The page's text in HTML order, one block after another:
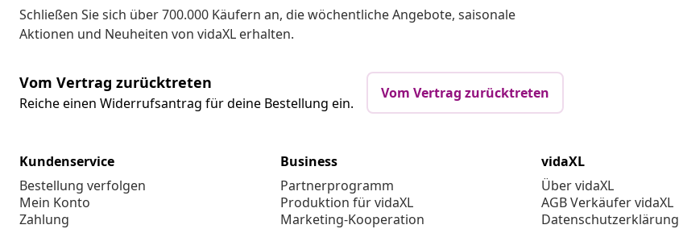
Schließen Sie sich über 700.000 Käufern an, die wöchentliche Angebote, saisonale
Aktionen und Neuheiten von vidaXL erhalten.
Vom Vertrag zurücktreten
Reiche einen Widerrufsantrag für deine Bestellung ein.
Vom Vertrag zurücktreten
Kundenservice
Bestellung verfolgen
Mein Konto
Zahlung
Business
Partnerprogramm
Produktion für vidaXL
Marketing-Kooperation
vidaXL
Über vidaXL
AGB Verkäufer vidaXL
Datenschutzerklärung